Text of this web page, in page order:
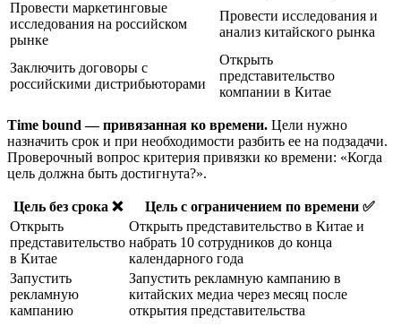
Провести маркетинговые
исследования на российском
рынке
Провести исследования и
анализ китайского рынка
Заключить договоры с
российскими дистрибьюторами
Открыть
представительство
компании в Китае
Time bound — привязанная ко времени. Цели нужно
назначить срок и при необходимости разбить ее на подзадачи.
Проверочный вопрос критерия привязки ко времени: «Когда
цель должна быть достигнута?».
Цель без срока ❌
Цель с ограничением по времени ✅
Открыть
представительство
в Китае
Открыть представительство в Китае и
набрать 10 сотрудников до конца
календарного года
Запустить
рекламную
кампанию
Запустить рекламную кампанию в
китайских медиа через месяц после
открытия представительства